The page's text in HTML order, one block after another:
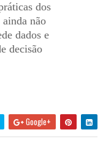
dos
ainda não
dados e
decisão
Google+